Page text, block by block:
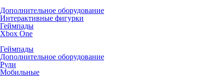
Дополнительное оборудование
Интерактивные фигурки
Геймпады
Xbox One
Геймпады
Дополнительное оборудование
Рули
Мобильные